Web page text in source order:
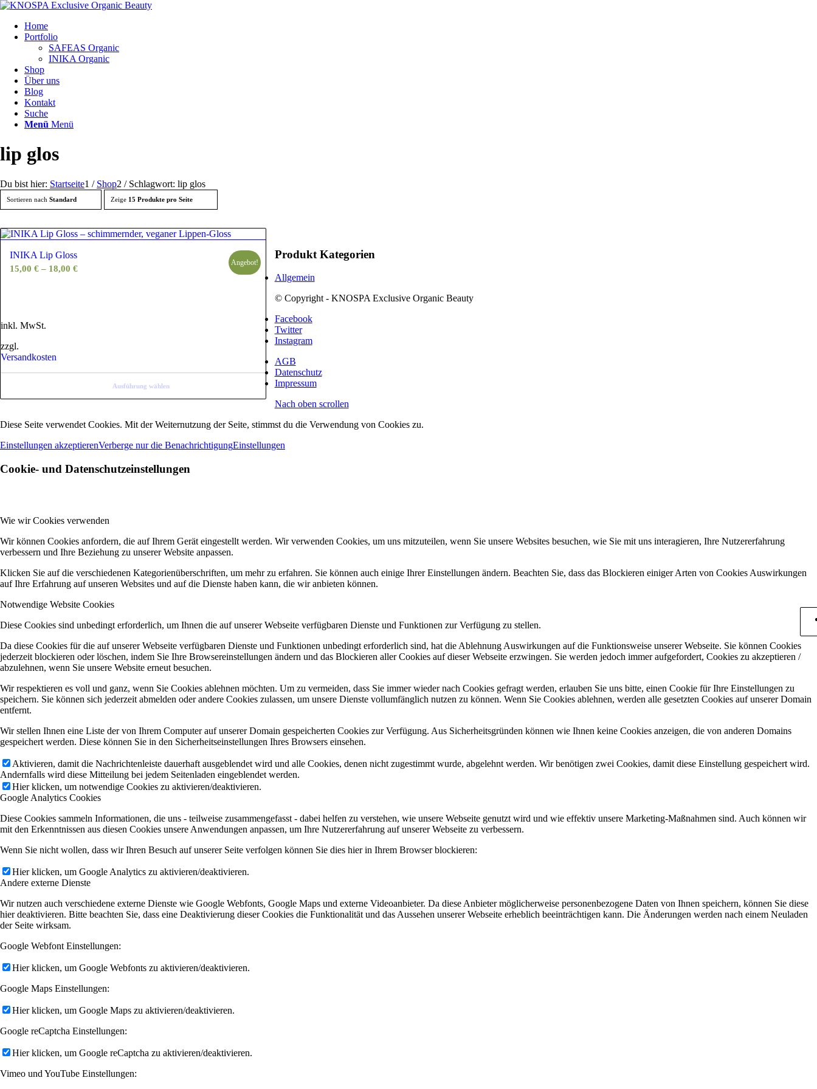
Home
Portfolio
SAFEAS Organic
INIKA Organic
Shop
Über uns
Blog
Kontakt
Suche
Menü Menü
lip glos
Du bist hier: Startseite1 / Shop2 / Schlagwort: lip glos
Sortieren nach Standard Zeige 15 Produkte pro Seite
INIKA Lip Gloss
15,00 € – 18,00 €
Angebot!
inkl. MwSt.
zzgl.
Versandkosten
Ausführung wählen
Produkt Kategorien
Allgemein
© Copyright - KNOSPA Exclusive Organic Beauty
Facebook
Twitter
Instagram
AGB
Datenschutz
Impressum
Nach oben scrollen
Diese Seite verwendet Cookies. Mit der Weiternutzung der Seite, stimmst du die Verwendung von Cookies zu.
Einstellungen akzeptierenVerberge nur die BenachrichtigungEinstellungen
Cookie- und Datenschutzeinstellungen
Wie wir Cookies verwenden
Wir können Cookies anfordern, die auf Ihrem Gerät eingestellt werden. Wir verwenden Cookies, um uns mitzuteilen, wenn Sie unsere Websites besuchen, wie Sie mit uns interagieren, Ihre Nutzererfahrung
verbessern und Ihre Beziehung zu unserer Website anpassen.
Klicken Sie auf die verschiedenen Kategorienüberschriften, um mehr zu erfahren. Sie können auch einige Ihrer Einstellungen ändern. Beachten Sie, dass das Blockieren einiger Arten von Cookies Auswirkungen
auf Ihre Erfahrung auf unseren Websites und auf die Dienste haben kann, die wir anbieten können.
Notwendige Website Cookies
Diese Cookies sind unbedingt erforderlich, um Ihnen die auf unserer Webseite verfügbaren Dienste und Funktionen zur Verfügung zu stellen.
Da diese Cookies für die auf unserer Webseite verfügbaren Dienste und Funktionen unbedingt erforderlich sind, hat die Ablehnung Auswirkungen auf die Funktionsweise unserer Webseite. Sie können Cookies
jederzeit blockieren oder löschen, indem Sie Ihre Browsereinstellungen ändern und das Blockieren aller Cookies auf dieser Webseite erzwingen. Sie werden jedoch immer aufgefordert, Cookies zu akzeptieren /
abzulehnen, wenn Sie unsere Website erneut besuchen.
Wir respektieren es voll und ganz, wenn Sie Cookies ablehnen möchten. Um zu vermeiden, dass Sie immer wieder nach Cookies gefragt werden, erlauben Sie uns bitte, einen Cookie für Ihre Einstellungen zu
speichern. Sie können sich jederzeit abmelden oder andere Cookies zulassen, um unsere Dienste vollumfänglich nutzen zu können. Wenn Sie Cookies ablehnen, werden alle gesetzten Cookies auf unserer Domain
entfernt.
Wir stellen Ihnen eine Liste der von Ihrem Computer auf unserer Domain gespeicherten Cookies zur Verfügung. Aus Sicherheitsgründen können wie Ihnen keine Cookies anzeigen, die von anderen Domains
gespeichert werden. Diese können Sie in den Sicherheitseinstellungen Ihres Browsers einsehen.
Aktivieren, damit die Nachrichtenleiste dauerhaft ausgeblendet wird und alle Cookies, denen nicht zugestimmt wurde, abgelehnt werden. Wir benötigen zwei Cookies, damit diese Einstellung gespeichert wird.
Andernfalls wird diese Mitteilung bei jedem Seitenladen eingeblendet werden.
Hier klicken, um notwendige Cookies zu aktivieren/deaktivieren.
Google Analytics Cookies
Diese Cookies sammeln Informationen, die uns - teilweise zusammengefasst - dabei helfen zu verstehen, wie unsere Webseite genutzt wird und wie effektiv unsere Marketing-Maßnahmen sind. Auch können wir
mit den Erkenntnissen aus diesen Cookies unsere Anwendungen anpassen, um Ihre Nutzererfahrung auf unserer Webseite zu verbessern.
Wenn Sie nicht wollen, dass wir Ihren Besuch auf unserer Seite verfolgen können Sie dies hier in Ihrem Browser blockieren:
Hier klicken, um Google Analytics zu aktivieren/deaktivieren.
Andere externe Dienste
Wir nutzen auch verschiedene externe Dienste wie Google Webfonts, Google Maps und externe Videoanbieter. Da diese Anbieter möglicherweise personenbezogene Daten von Ihnen speichern, können Sie diese
hier deaktivieren. Bitte beachten Sie, dass eine Deaktivierung dieser Cookies die Funktionalität und das Aussehen unserer Webseite erheblich beeinträchtigen kann. Die Änderungen werden nach einem Neuladen
der Seite wirksam.
Google Webfont Einstellungen:
Hier klicken, um Google Webfonts zu aktivieren/deaktivieren.
Google Maps Einstellungen:
Hier klicken, um Google Maps zu aktivieren/deaktivieren.
Google reCaptcha Einstellungen:
Hier klicken, um Google reCaptcha zu aktivieren/deaktivieren.
Vimeo und YouTube Einstellungen: